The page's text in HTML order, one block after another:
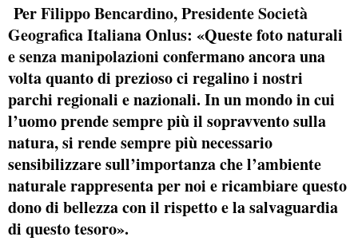
PerFilippo Bencardino,Presidente Società
Geografica Italiana Onlus: «Queste foto naturali
esenza manipolazioni confermano ancora una
volta quanto di prezioso ci regalino i nostri
parchi regionali e nazionali. In un mondo in cui
l’uomo prende sempre più il sopravvento sulla
natura, si rende sempre più necessario
sensibilizzare sull’importanza che l’ambiente
naturale rappresenta per noi e ricambiare questo
dono di bellezza con il rispetto e la salvaguardia
di questo tesoro».